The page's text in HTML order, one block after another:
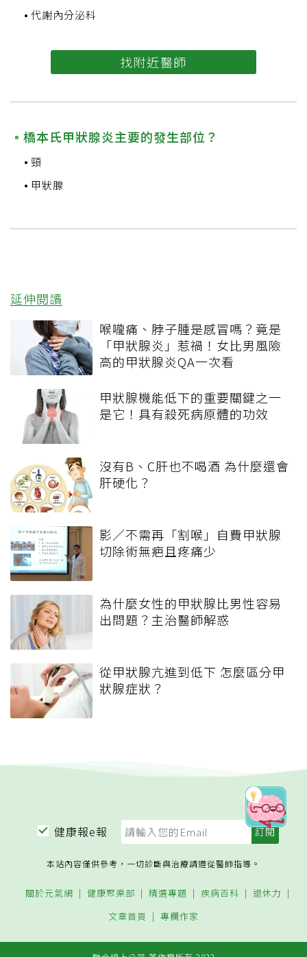
代謝內分泌科
找附近醫師
橋本氏甲狀腺炎主要的發生部位？
頸
甲狀腺
延伸閱讀
喉嚨痛、脖子腫是感冒嗎？竟是
「甲狀腺炎」惹禍！女比男風險
高的甲狀腺炎QA一次看
甲狀腺機能低下的重要關鍵之一
是它！具有殺死病原體的功效
沒有B、C肝也不喝酒 為什麼還會
肝硬化？
影／不需再「割喉」自費甲狀腺
切除術無疤且疼痛少
為什麼女性的甲狀腺比男性容易
出問題？主治醫師解惑
從甲狀腺亢進到低下 怎麼區分甲
狀腺症狀？
健康報e報
本站內容僅供參考，一切診斷與治療請遵從醫師指導。
關於元氣網 健康聚樂部 精選專題 疾病百科
退休力
文章首頁
專欄作家